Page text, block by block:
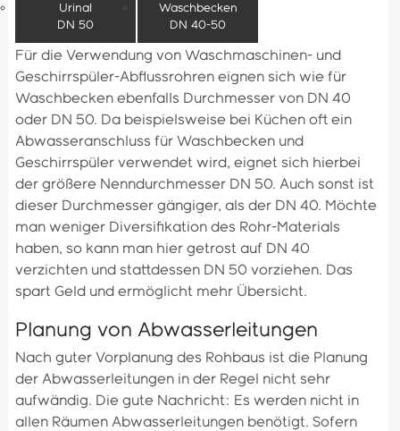
Urinal
DN 50
Waschbecken
DN 40-50
Für die Verwendung von Waschmaschinen- und
Geschirrspüler-Abflussrohren eignen sich wie für
Waschbecken ebenfalls Durchmesser von DN 40
oder DN 50. Da beispielsweise bei Küchen oft ein
Abwasseranschluss für Waschbecken und
Geschirrspüler verwendet wird, eignet sich hierbei
der größere Nenndurchmesser DN 50. Auch sonst ist
dieser Durchmesser gängiger, als der DN 40. Möchte
man weniger Diversifikation des Rohr-Materials
haben, so kann man hier getrost auf DN 40
verzichten und stattdessen DN 50 vorziehen. Das
spart Geld und ermöglicht mehr Übersicht.
Planung von Abwasserleitungen
Nach guter Vorplanung des Rohbaus ist die Planung
der Abwasserleitungen in der Regel nicht sehr
aufwändig. Die gute Nachricht: Es werden nicht in
allen Räumen Abwasserleitungen benötigt. Sofern